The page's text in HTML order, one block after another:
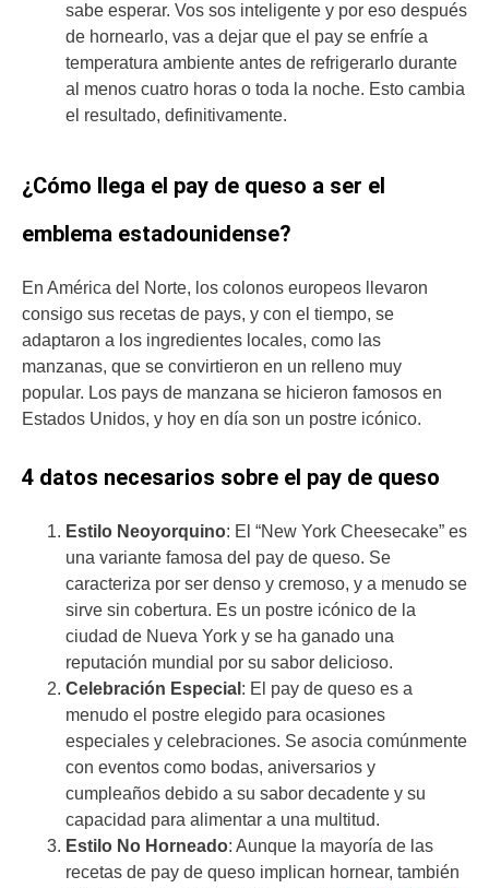
sabe esperar. Vos sos inteligente y por eso después
de hornearlo, vas a dejar que el pay se enfríe a
temperatura ambiente antes de refrigerarlo durante
al menos cuatro horas o toda la noche. Esto cambia
el resultado, definitivamente.
¿Cómo llega el pay de queso a ser el
emblema estadounidense?
En América del Norte, los colonos europeos llevaron
consigo sus recetas de pays, y con el tiempo, se
adaptaron a los ingredientes locales, como las
manzanas, que se convirtieron en un relleno muy
popular. Los pays de manzana se hicieron famosos en
Estados Unidos, y hoy en día son un postre icónico.
4 datos necesarios sobre el pay de queso
Estilo Neoyorquino: El “New York Cheesecake” es
una variante famosa del pay de queso. Se
caracteriza por ser denso y cremoso, y a menudo se
sirve sin cobertura. Es un postre icónico de la
ciudad de Nueva York y se ha ganado una
reputación mundial por su sabor delicioso.
Celebración Especial : El pay de queso es a
menudo el postre elegido para ocasiones
especiales y celebraciones. Se asocia comúnmente
con eventos como bodas, aniversarios y
cumpleaños debido a su sabor decadente y su
capacidad para alimentar a una multitud.
Estilo No Horneado: Aunque la mayoría de las
recetas de pay de queso implican hornear, también